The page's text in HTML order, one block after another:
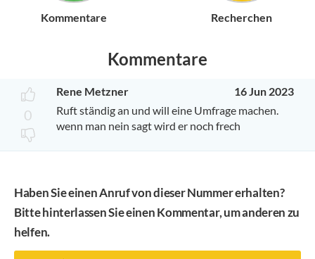
Kommentare Recherchen
Kommentare
0
Rene Metzner
16 Jun 2023
Ruft ständig an und will eine Umfrage machen.
wenn man nein sagt wird er noch frech
Haben Sie einen Anruf von dieser Nummer erhalten?
Bitte hinterlassen Sie einen Kommentar, um anderen zu
helfen.